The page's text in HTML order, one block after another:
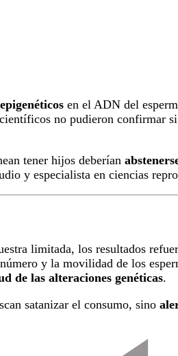
en el ADN del
no pudieron confirmar
tener hijos deberían
y especialista en ciencias
limitada, los resultados
y la movilidad de los
de las alteraciones genéticas.
satanizar el consumo, sino